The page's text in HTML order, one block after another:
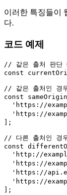
이러한 특징들이
다.
코드 예제
// 같은 출처 판단
const
// 같은 출처인 경
const
'https://
'https://
];
// 다른 출처인 경
const
'http://
'https://
'https://
'https://
];